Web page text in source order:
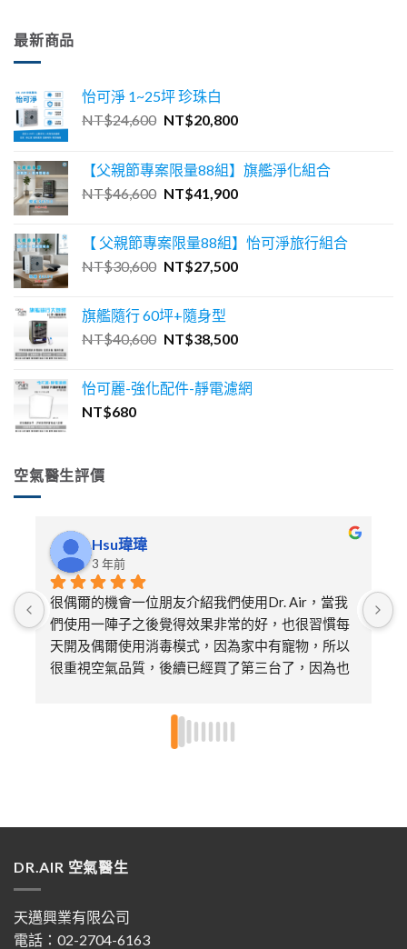
最新商品
怡可淨 1~25坪 珍珠白
NT$24,600 原
格：
NT$24,600。
NT$20,800目
格：
NT$20,800。
【父親節專案限量88組】旗艦淨化組合
NT$46,600 原
格：
NT$46,600。
NT$41,900目
格：
NT$41,900。
【 父親節專案限量88組】怡可淨旅行組合
NT$30,600 原
格：
NT$30,600。
NT$27,500目
NT$27,500。
旗艦隨行 60坪+隨身型
NT$40,600 原
格：
NT$38,500目
格：
怡可麗-強化配件-靜電濾網
NT$680
空氣醫生評價
Hsu瑋瑋
3 年前
很偶爾的機會一位朋友介紹我們使用Dr. Air，當我
們使用一陣子之後覺得效果非常的好，也很習慣每
天開及偶爾使用消毒模式，因為家中有寵物，所以
很重視空氣品質，後續已經買了第三台了，因為也
換濾芯只需要定期的清潔即可，非常環保～～超推
DR.AIR 空氣醫生
天邁興業有限公司
電話：02-2704-6163